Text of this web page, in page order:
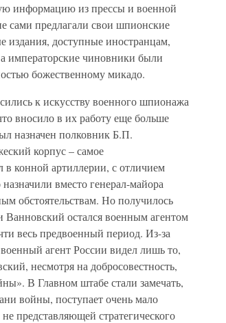
информацию из прессы и военной
сами предлагали свои шпионские
издания, доступные иностранцам,
императорские чиновники были
божественному микадо.
к искусству военного шпионажа
вносило в их работу еще больше
назначен полковник Б.П.
корпус – самое
в конной артиллерии, с отличием
вместо генерал-майора
обстоятельствам. Но получилось
Ванновский остался военным агентом
весь предвоенный период. Из-за
агент России видел лишь то,
несмотря на добросовестность,
В Главном штабе стали замечать,
войны, поступает очень мало
представляющей стратегического